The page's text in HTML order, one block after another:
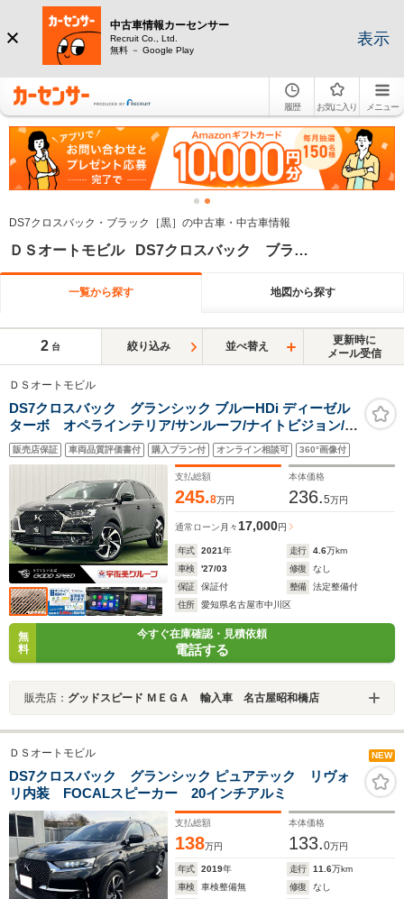
中古車情報カーセンサー
Recruit Co., Ltd.
無料 － Google Play
表示
履歴 お気に入り メニュー
DS7クロスバック・ブラック［黒］の中古車・中古車情報
ＤＳオートモビル DS7クロスバック ブラック系
一覧から探す 地図から探す
2 台 絞り込み 並べ替え
更新時に
メール受信
ＤＳオートモビル
DS7クロスバック グランシック ブルーHDi ディーゼル
ターボ オペラインテリア/サンルーフ/ナイトビジョン/シ
ートヒーター&ベンチレーション/バックカメラ/ETC/レー
ダークルーズ/ブラインドスポット/ドライブレコーダー/ア
ンビエントライト/パドルシフト/純正アルミ/
販売店保証 車両品質評価書付 購入プラン付 オンライン相談可 360°画像付
支払総額
245.8万円
本体価格
236.5万円
通常ローン 月々17,000円
年式 2021年 走行 4.6万km
車検
'27/03 修復
なし
保証
保証付 整備
法定整備付
住所
愛知県名古屋市中川区
無
料
今すぐ在庫確認・見積依頼
電話する
販売店： グッドスピード ＭＥＧＡ 輸入車 名古屋昭和橋店
ＤＳオートモビル NEW
DS7クロスバック グランシック ピュアテック リヴォ
リ内装 FOCALスピーカー 20インチアルミ
支払総額
138万円
本体価格
133.0万円
年式 2019年 走行 11.6万km
車検
車検整備無 修復
なし